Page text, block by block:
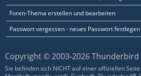
Foren-Thema erstellen und bearbeiten
Passwort vergessen - neues Passwort festlegen
Copyright © 2003-2026 Thunderbird
Sie befinden sich NICHT auf einer offiziellen